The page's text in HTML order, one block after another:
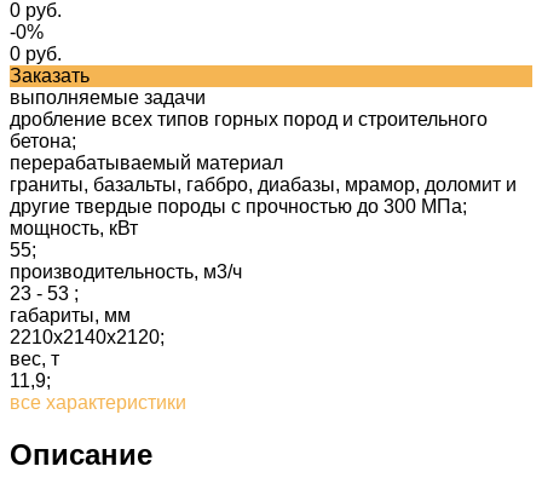
0 руб.
-0%
0 руб.
Заказать
выполняемые задачи
дробление всех типов горных пород и строительного
бетона;
перерабатываемый материал
граниты, базальты, габбро, диабазы, мрамор, доломит и
другие твердые породы с прочностью до 300 МПа;
мощность, кВт
55;
производительность, м3/ч
23 - 53 ;
габариты, мм
2210х2140х2120;
вес, т
11,9;
все характеристики
Описание